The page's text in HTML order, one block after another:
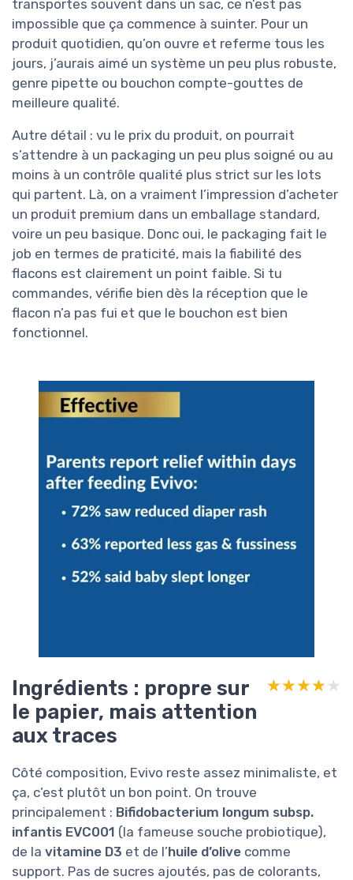
transportes souvent dans un sac, ce n’est pas
impossible que ça commence à suinter. Pour un
produit quotidien, qu’on ouvre et referme tous les
jours, j’aurais aimé un système un peu plus robuste,
genre pipette ou bouchon compte-gouttes de
meilleure qualité.
Autre détail : vu le prix du produit, on pourrait
s’attendre à un packaging un peu plus soigné ou au
moins à un contrôle qualité plus strict sur les lots
qui partent. Là, on a vraiment l’impression d’acheter
un produit premium dans un emballage standard,
voire un peu basique. Donc oui, le packaging fait le
job en termes de praticité, mais la fiabilité des
flacons est clairement un point faible. Si tu
commandes, vérifie bien dès la réception que le
flacon n’a pas fui et que le bouchon est bien
fonctionnel.
Ingrédients : propre sur
le papier, mais attention
aux traces
★★★★★
★★★★★
Côté composition, Evivo reste assez minimaliste, et
ça, c’est plutôt un bon point. On trouve
principalement : Bifidobacterium longum subsp.
infantis EVC001 (la fameuse souche probiotique),
de la vitamine D3 et de l’huile d’olive comme
support. Pas de sucres ajoutés, pas de colorants,